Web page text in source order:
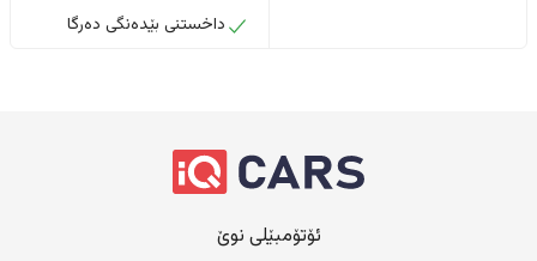
داخستنى بێدەنگى دەرگا
ئۆتۆمبێلی نوێ